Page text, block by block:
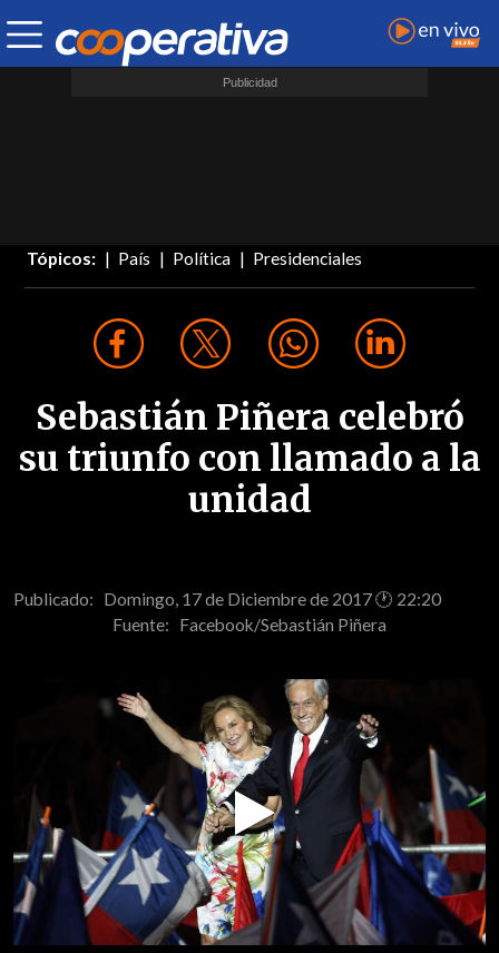
Tópicos: País Política Presidenciales
Sebastián Piñera celebró
su triunfo con llamado a la
unidad
Publicado: Domingo, 17 de Diciembre de 2017 🕐 22:20
Fuente: Facebook/Sebastián Piñera
Play
Video